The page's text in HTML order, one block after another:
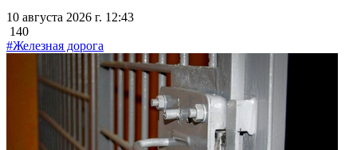
10 августа 2026 г. 12:43
140
#Железная дорога